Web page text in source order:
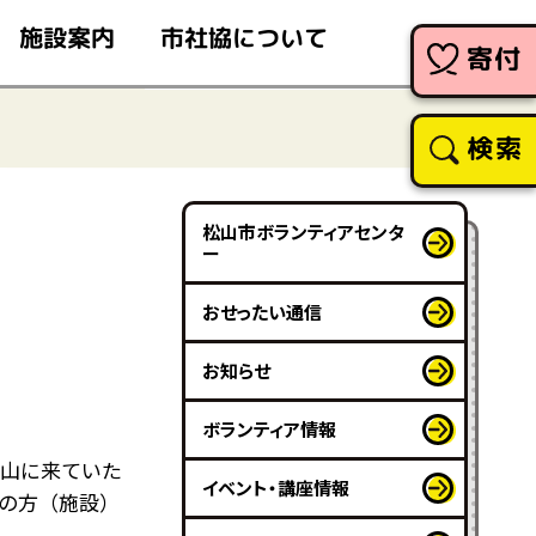
施設案内 市社協について
寄付
検索
に来ていた
（施設）
松山市ボランティアセンタ
ー
おせったい通信
お知らせ
ボランティア情報
イベント・講座情報